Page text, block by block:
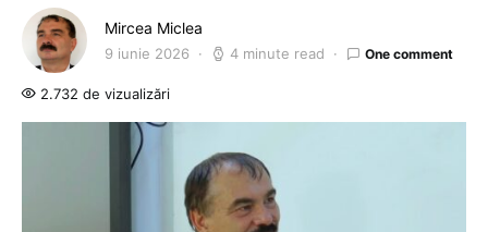
Mircea Miclea
9 iunie 2026 4 minute read One comment
2.732 de vizualizări